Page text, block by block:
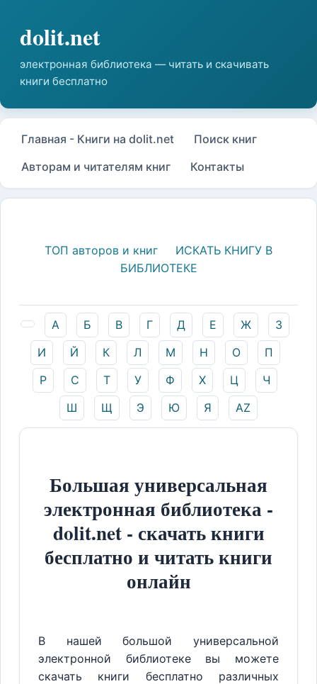
Главная - Книги на dolit.net
Поиск книг
Авторам и читателям книг
Контакты
ТОП авторов и книг
ИСКАТЬ КНИГУ В
БИБЛИОТЕКЕ
А Б В Г Д Е Ж
З
И
Й К Л М Н О
П
Р
С Т У Ф Х Ц
Ч
Ш
Щ Э Ю Я AZ
Большая универсальная
электронная библиотека -
dolit.net - скачать книги
бесплатно и читать книги
онлайн
В нашей большой универсальной
электронной библиотеке вы можете
скачать книги бесплатно различных